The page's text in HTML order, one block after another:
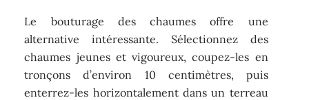
Le bouturage des chaumes offre une
alternative intéressante. Sélectionnez des
chaumes jeunes et vigoureux, coupez-les en
tronçons d’environ 10 centimètres, puis
enterrez-les horizontalement dans un terreau